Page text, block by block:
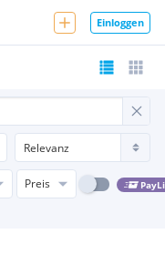
Einloggen
Preis